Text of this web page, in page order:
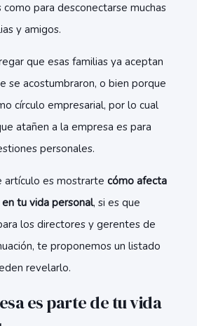
para desconectarse muchas
y amigos.
que esas familias ya aceptan
se acostumbraron, o bien porque
círculo empresarial, por lo cual
atañen a la empresa es para
personales.
es mostrarte cómo afecta
tu vida personal, si es que
los directores y gerentes de
te proponemos un listado
revelarlo.
es parte de tu vida